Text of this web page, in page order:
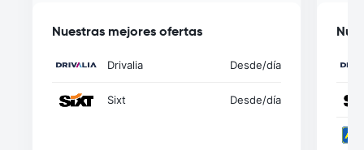
Nuestras mejores ofertas
Drivalia Desde/día
Sixt Desde/día